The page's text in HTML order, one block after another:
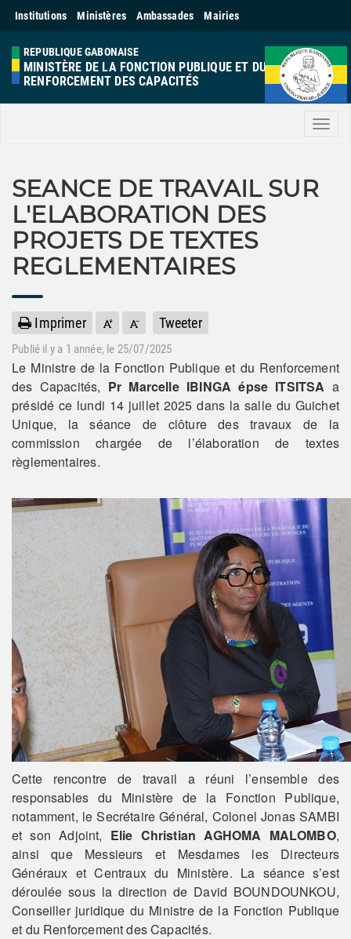
Institutions Ministères Ambassades Mairies
REPUBLIQUE GABONAISE
MINISTÈRE DE LA FONCTION PUBLIQUE ET DU
RENFORCEMENT DES CAPACITÉS
Menu
SEANCE DE TRAVAIL SUR
L'ELABORATION DES
PROJETS DE TEXTES
REGLEMENTAIRES
Imprimer Tweeter
Publié il y a 1 année, le 25/07/2025
Le Ministre de la Fonction Publique et du Renforcement
des Capacités, Pr Marcelle IBINGA épse ITSITSA a
présidé ce lundi 14 juillet 2025 dans la salle du Guichet
Unique, la séance de clôture des travaux de la
commission chargée de l’élaboration de textes
règlementaires.
Cette rencontre de travail a réuni l’ensemble des
responsables du Ministère de la Fonction Publique,
notamment, le Secrétaire Général, Colonel Jonas SAMBI
et son Adjoint, Elie Christian AGHOMA MALOMBO,
ainsi que Messieurs et Mesdames les Directeurs
Généraux et Centraux du Ministère. La séance s’est
déroulée sous la direction de David BOUNDOUNKOU,
Conseiller juridique du Ministre de la Fonction Publique
et du Renforcement des Capacités.